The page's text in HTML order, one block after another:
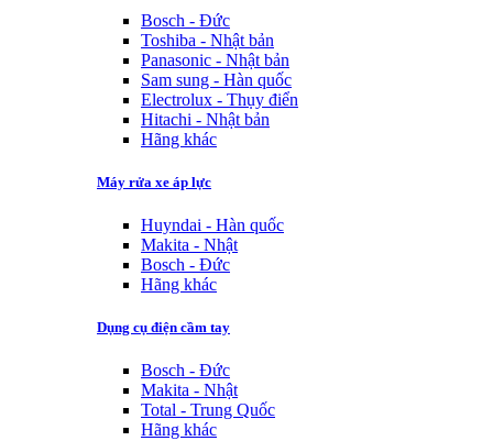
Bosch - Đức
Toshiba - Nhật bản
Panasonic - Nhật bản
Sam sung - Hàn quốc
Electrolux - Thụy điển
Hitachi - Nhật bản
Hãng khác
Máy rửa xe áp lực
Huyndai - Hàn quốc
Makita - Nhật
Bosch - Đức
Hãng khác
Dụng cụ điện cầm tay
Bosch - Đức
Makita - Nhật
Total - Trung Quốc
Hãng khác